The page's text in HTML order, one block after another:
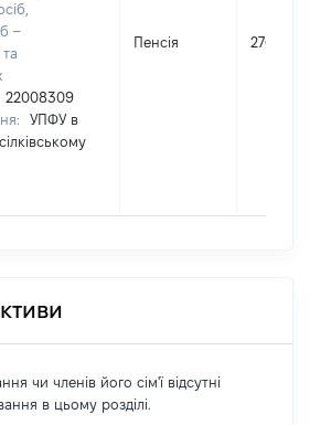
–
22008309
УПФУ в
Пенсія 27600
чи членів його сім'ї відсутні
в цьому розділі.